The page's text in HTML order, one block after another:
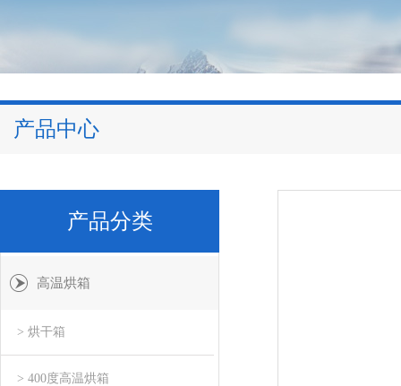
产品中心
产品分类
高温烘箱
> 烘干箱
> 400度高温烘箱